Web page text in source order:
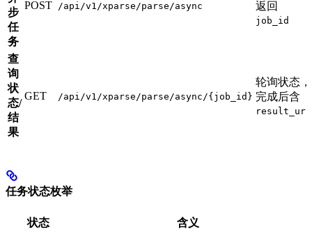
步
任
务
POST /api/v1/xparse/parse/async
返回
job_id
查
询
状
态/
结
果
GET /api/v1/xparse/parse/async/{job_id}
轮询状态，
完成后含
result_url
任务状态枚举
状态 含义